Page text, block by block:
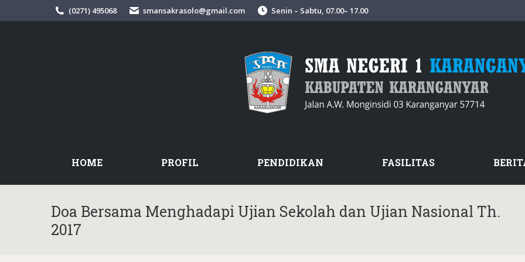
(0271) 495068 smansakrasolo@gmail.com Senin – Sabtu, 07.00– 17.00
HOME PROFIL PENDIDIKAN FASILITAS
Doa Bersama Menghadapi Ujian Sekolah dan Ujian Nasional Th.
2017